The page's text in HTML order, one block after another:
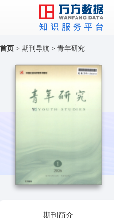
首页 > 期刊导航 > 青年研究
期刊简介